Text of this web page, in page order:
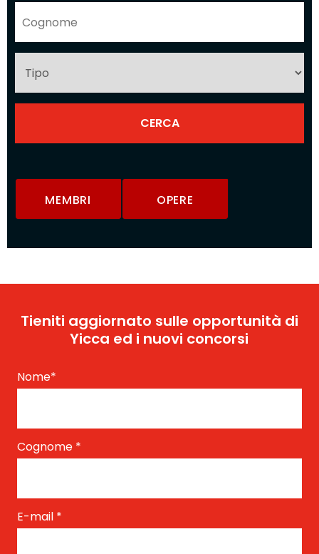
MEMBRI OPERE
Tieniti aggiornato sulle opportunità di
Yicca ed i nuovi concorsi
Nome*
Cognome *
E-mail *